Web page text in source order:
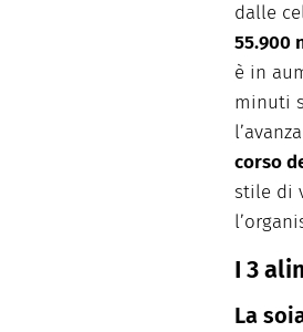
dalle
55.900
è in
minuti
corso
stile di
I 3
La